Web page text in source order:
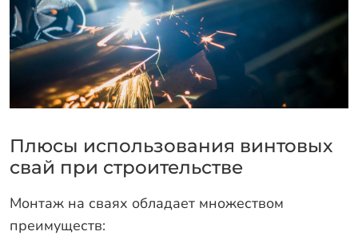
Плюсы использования винтовых
свай при строительстве
Монтаж на сваях обладает множеством
преимуществ: